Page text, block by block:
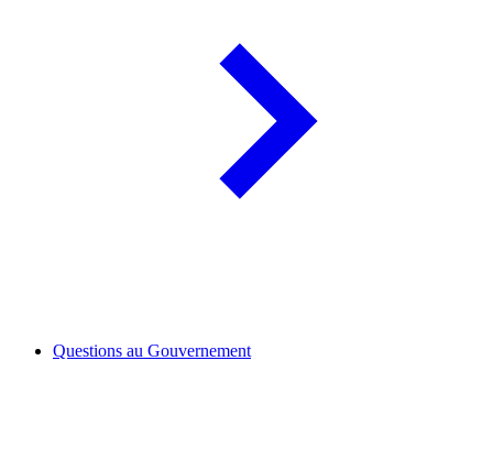
Questions au Gouvernement